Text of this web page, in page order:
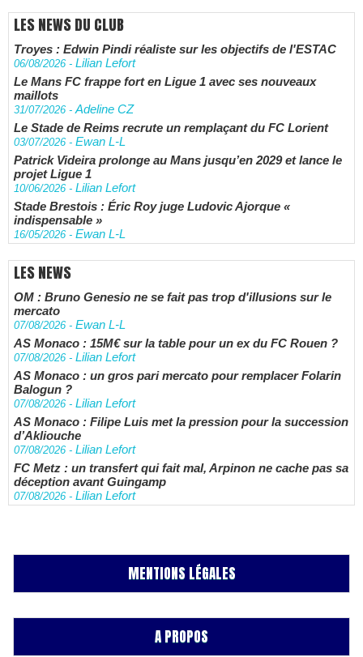
LES NEWS DU CLUB
Troyes : Edwin Pindi réaliste sur les objectifs de l'ESTAC
06/08/2026 - Lilian Lefort
Le Mans FC frappe fort en Ligue 1 avec ses nouveaux
maillots
31/07/2026 -Adeline CZ
Le Stade de Reims recrute un remplaçant du FC Lorient
03/07/2026 - Ewan L-L
Patrick Videira prolonge au Mans jusqu’en 2029 et lance le
projet Ligue 1
10/06/2026 - Lilian Lefort
Stade Brestois : Éric Roy juge Ludovic Ajorque «
indispensable »
16/05/2026 - Ewan L-L
LES NEWS
OM : Bruno Genesio ne se fait pas trop d'illusions sur le
mercato
07/08/2026 - Ewan L-L
AS Monaco : 15M€ sur la table pour un ex du FC Rouen ?
07/08/2026 - Lilian Lefort
AS Monaco : un gros pari mercato pour remplacer Folarin
Balogun ?
07/08/2026 - Lilian Lefort
AS Monaco : Filipe Luis met la pression pour la succession
d’Akliouche
07/08/2026 - Lilian Lefort
FC Metz : un transfert qui fait mal, Arpinon ne cache pas sa
déception avant Guingamp
07/08/2026 - Lilian Lefort
MENTIONS LÉGALES
A PROPOS